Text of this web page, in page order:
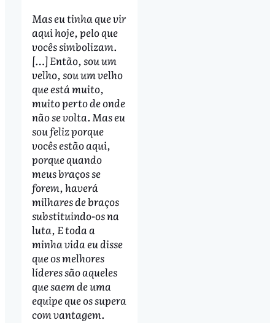
Mas eu tinha que vir
aqui hoje, pelo que
vocês simbolizam.
[…] Então, sou um
velho, sou um velho
que está muito,
muito perto de onde
não se volta. Mas eu
sou feliz porque
vocês estão aqui,
porque quando
meus braços se
forem, haverá
milhares de braços
substituindo-os na
luta, E toda a
minha vida eu disse
que os melhores
líderes são aqueles
que saem de uma
equipe que os supera
com vantagem.